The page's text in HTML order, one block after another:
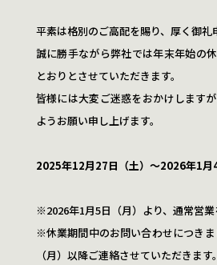
平素は格別のご高配を賜り、厚く御礼
誠に勝手ながら弊社では年末年始の
とおりとさせていただきます。
皆様には大変ご迷惑をおかけします
ようお願い申し上げます。
2025年12月27日（土）～2026年1月4
※2026年1月5日（月）より、通常営業
※休業期間中のお問い合わせにつき
（月）以降ご連絡させていただきます。